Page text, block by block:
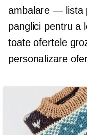
ambalare — lista
panglici pentru a
toate ofertele
personalizare